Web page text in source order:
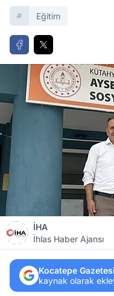
Eğitim
İHA
İhlas Haber Ajansı
Kocatepe Gazetesi
kaynak olarak